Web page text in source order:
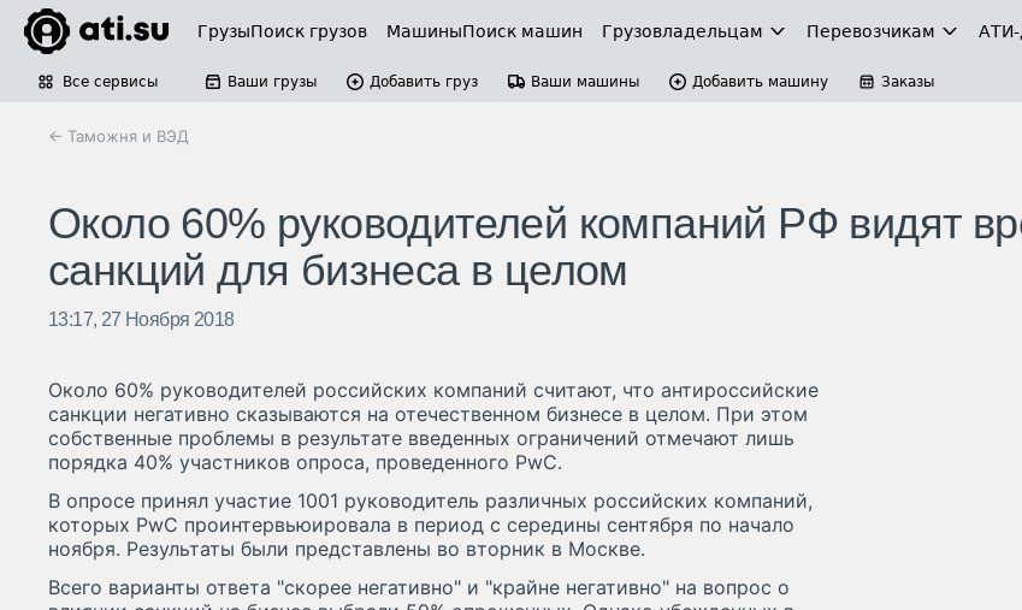
ГрузыПоиск грузов МашиныПоиск машин Грузовладельцам Перевозчикам
Все сервисы Ваши грузы Добавить груз Ваши машины Добавить машину Заказы
← Таможня и ВЭД
Около 60% руководителей компаний РФ видят
санкций для бизнеса в целом
13:17, 27 Ноября 2018
Около 60% руководителей российских компаний считают, что антироссийские
санкции негативно сказываются на отечественном бизнесе в целом. При этом
собственные проблемы в результате введенных ограничений отмечают лишь
порядка 40% участников опроса, проведенного PwC.
В опросе принял участие 1001 руководитель различных российских компаний,
которых PwC проинтервьюировала в период с середины сентября по начало
ноября. Результаты были представлены во вторник в Москве.
Всего варианты ответа "скорее негативно" и "крайне негативно" на вопрос о